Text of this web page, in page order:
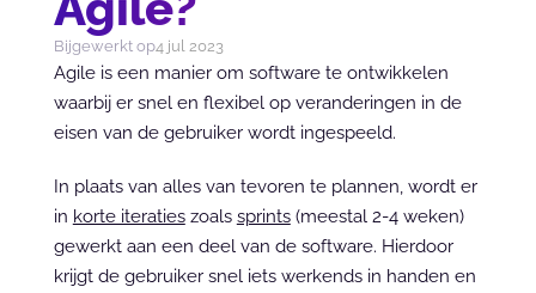
Bijgewerkt op4 jul 2023
Agile is een manier om software te ontwikkelen
waarbij er snel en flexibel op veranderingen in de
eisen van de gebruiker wordt ingespeeld.
In plaats van alles van tevoren te plannen, wordt er
in korte iteraties zoals sprints (meestal 2-4 weken)
gewerkt aan een deel van de software. Hierdoor
krijgt de gebruiker snel iets werkends in handen en